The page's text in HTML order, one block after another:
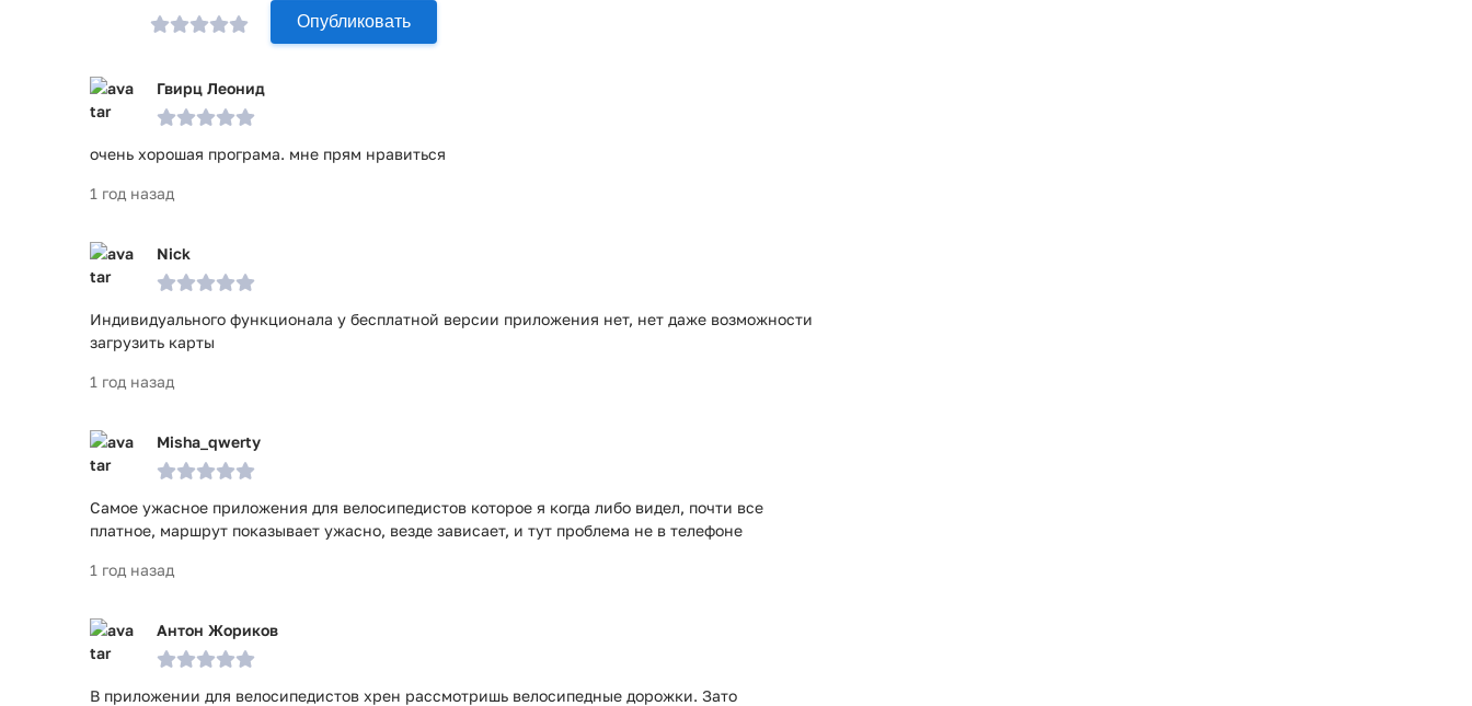
Опубликовать
Гвирц Леонид
очень хорошая програма. мне прям нравиться
1 год назад
Nick
Индивидуального функционала у бесплатной версии приложения нет, нет даже возможности
загрузить карты
1 год назад
Misha_qwerty
Самое ужасное приложения для велосипедистов которое я когда либо видел, почти все
платное, маршрут показывает ужасно, везде зависает, и тут проблема не в телефоне
1 год назад
Антон Жориков
В приложении для велосипедистов хрен рассмотришь велосипедные дорожки. Зато